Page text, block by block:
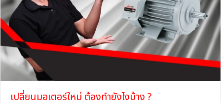
เปลี่ยนมอเตอร์ใหม่ ต้องทำยังไงบ้าง ?